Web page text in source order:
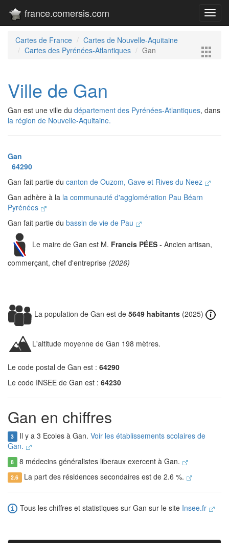
france.comersis.com
Cartes de France
Cartes de Nouvelle-Aquitaine
Cartes des Pyrénées-Atlantiques
Gan
Ville de Gan
Gan est une ville du département des Pyrénées-Atlantiques, dans
la région de Nouvelle-Aquitaine.
Gan
64290
Gan fait partie du canton de Ouzom, Gave et Rives du Neez
Gan adhère à la la communauté d'agglomération Pau Béarn
Pyrénées
Gan fait partie du bassin de vie de Pau
Le maire de Gan est M. Francis PÉES - Ancien artisan,
commerçant, chef d'entreprise (2026)
La population de Gan est de 5649 habitants (2025)
L'altitude moyenne de Gan 198 mètres.
Le code postal de Gan est : 64290
Le code INSEE de Gan est : 64230
Gan en chiffres
3 Il y a 3 Ecoles à Gan. Voir les établissements scolaires de
Gan.
8 8 médecins généralistes liberaux exercent à Gan.
2.6 La part des résidences secondaires est de 2.6 %.
Tous les chiffres et statistiques sur Gan sur le site Insee.fr